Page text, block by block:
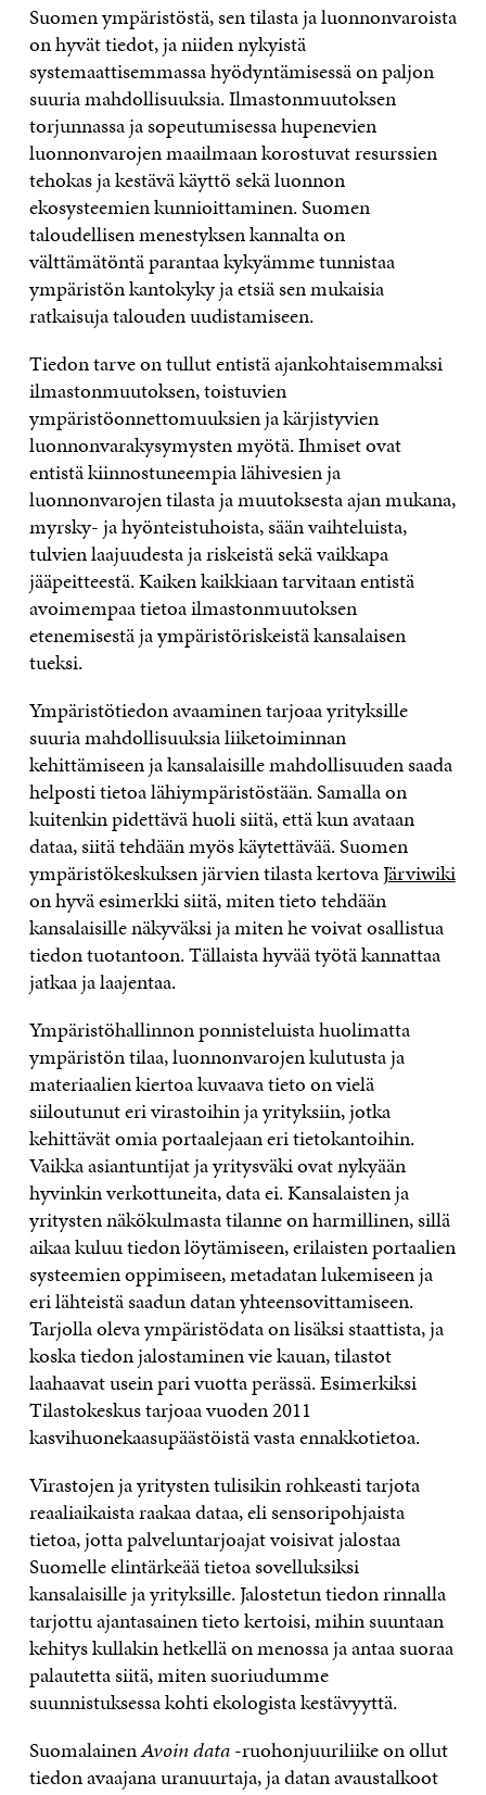
Suomen ympäristöstä, sen tilasta ja luonnonvaroista
on hyvät tiedot, ja niiden nykyistä
systemaattisemmassa hyödyntämisessä on paljon
suuria mahdollisuuksia. Ilmastonmuutoksen
torjunnassa ja sopeutumisessa hupenevien
luonnonvarojen maailmaan korostuvat resurssien
tehokas ja kestävä käyttö sekä luonnon
ekosysteemien kunnioittaminen. Suomen
taloudellisen menestyksen kannalta on
välttämätöntä parantaa kykyämme tunnistaa
ympäristön kantokyky ja etsiä sen mukaisia
ratkaisuja talouden uudistamiseen.
Tiedon tarve on tullut entistä ajankohtaisemmaksi
ilmastonmuutoksen, toistuvien
ympäristöonnettomuuksien ja kärjistyvien
luonnonvarakysymysten myötä. Ihmiset ovat
entistä kiinnostuneempia lähivesien ja
luonnonvarojen tilasta ja muutoksesta ajan mukana,
myrsky- ja hyönteistuhoista, sään vaihteluista,
tulvien laajuudesta ja riskeistä sekä vaikkapa
jääpeitteestä. Kaiken kaikkiaan tarvitaan entistä
avoimempaa tietoa ilmastonmuutoksen
etenemisestä ja ympäristöriskeistä kansalaisen
tueksi.
Ympäristötiedon avaaminen tarjoaa yrityksille
suuria mahdollisuuksia liiketoiminnan
kehittämiseen ja kansalaisille mahdollisuuden saada
helposti tietoa lähiympäristöstään. Samalla on
kuitenkin pidettävä huoli siitä, että kun avataan
dataa, siitä tehdään myös käytettävää. Suomen
ympäristökeskuksen järvien tilasta kertovaJärviwiki
on hyvä esimerkki siitä, miten tieto tehdään
kansalaisille näkyväksi ja miten he voivat osallistua
tiedon tuotantoon. Tällaista hyvää työtä kannattaa
jatkaa ja laajentaa.
Ympäristöhallinnon ponnisteluista huolimatta
ympäristön tilaa, luonnonvarojen kulutusta ja
materiaalien kiertoa kuvaava tieto on vielä
siiloutunut eri virastoihin ja yrityksiin, jotka
kehittävät omia portaalejaan eri tietokantoihin.
Vaikka asiantuntijat ja yritysväki ovat nykyään
hyvinkin verkottuneita, data ei. Kansalaisten ja
yritysten näkökulmasta tilanne on harmillinen, sillä
aikaa kuluu tiedon löytämiseen, erilaisten portaalien
systeemien oppimiseen, metadatan lukemiseen ja
eri lähteistä saadun datan yhteensovittamiseen.
Tarjolla oleva ympäristödata on lisäksi staattista, ja
koska tiedon jalostaminen vie kauan, tilastot
laahaavat usein pari vuotta perässä. Esimerkiksi
Tilastokeskus tarjoaa vuoden 2011
kasvihuonekaasupäästöistä vasta ennakkotietoa.
Virastojen ja yritysten tulisikin rohkeasti tarjota
reaaliaikaista raakaa dataa, eli sensoripohjaista
tietoa, jotta palveluntarjoajat voisivat jalostaa
Suomelle elintärkeää tietoa sovelluksiksi
kansalaisille ja yrityksille. Jalostetun tiedon rinnalla
tarjottu ajantasainen tieto kertoisi, mihin suuntaan
kehitys kullakin hetkellä on menossa ja antaa suoraa
palautetta siitä, miten suoriudumme
suunnistuksessa kohti ekologista kestävyyttä.
SuomalainenAvoin data-ruohonjuuriliike on ollut
tiedon avaajana uranuurtaja, ja datan avaustalkoot